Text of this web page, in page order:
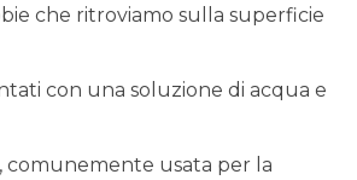
che ritroviamo sulla superficie
con una soluzione di acqua e
comunemente usata per la